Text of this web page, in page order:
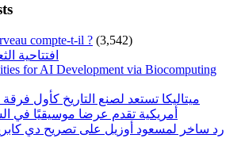
compte-t-il ? (3,542)
افتتاحية
for AI Development via Biocomputing
ميتاليكا تستعد لصنع التاريخ كأول
أمريكية تقدم عرضا موسيقيًا في
رد ساخر لمسعود أوزيل على تصريح دي